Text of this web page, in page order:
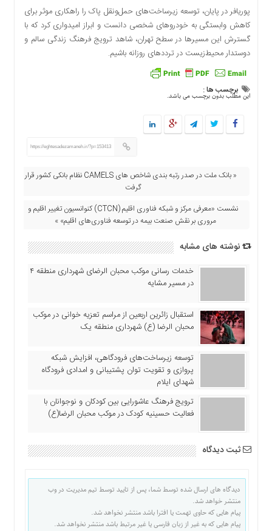
فرهنگ
بین
یادداشت
پوریافر در پایان، توسعه زیرساخت‌های حمل‌ونقل پاک را راهکاری موثر برای
کاهش وابستگی به خودروهای شخصی دانست و ابراز امیدواری کرد که با
گسترش این مسیرها در سطح تهران، شاهد ترویج فرهنگ زندگی سالم و
دوستدار محیط‌زیست در ترددهای روزانه باشیم.
برچسب ها :
این مطلب بدون برچسب می باشد.
https://eghtesadezamaneh.ir/?p=153413
« بانک ملت در صدر رتبه بندی شاخص های CAMELS نظام بانکی کشور قرار
گرفت
نشست «معرفی مركز و شبكه فناوری اقلیم (CTCN) كنوانسیون تغییر اقلیم و
مروری بر نقش صنعت بیمه در توسعه فناوری‌های اقلیم» »
نوشته های مشابه
خدمات رسانی موکب محبان الرضای شهرداری منطقه ۴
در مسیر مشایه
استقبال زائرین اربعین از مراسم تعزیه خوانی در موکب
محبان الرضا (ع) شهرداری منطقه یک
توسعه زیرساخت‌های فرودگاهی، افزایش شبکه
پروازی و تقویت توان پشتیبانی و امدادی فرودگاه
شهدای ایلام
ترویج فرهنگ عاشورایی بین کودکان و نوجوانان با
فعالیت حسینیه کودک در موکب محبان الرضا(ع)
ثبت دیدگاه
دیدگاه های ارسال شده توسط شما، پس از تایید توسط تیم مدیریت در وب
منتشر خواهد شد.
پیام هایی که حاوی تهمت یا افترا باشد منتشر نخواهد شد.
پیام هایی که به غیر از زبان فارسی یا غیر مرتبط باشد منتشر نخواهد شد.